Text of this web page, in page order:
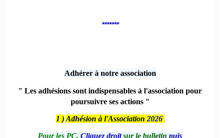
*******
Adhérer à notre association
" Les adhésions sont indispensables à l'association pour
poursuivre ses actions "
1 ) Adhésion à l'Association 2026
Pour les PC, Cliquez droitsur le bulletin puis